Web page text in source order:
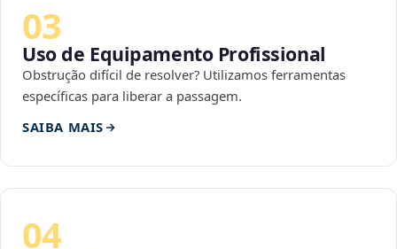
03
Uso de Equipamento Profissional
Obstrução difícil de resolver? Utilizamos ferramentas
específicas para liberar a passagem.
SAIBA MAIS
04